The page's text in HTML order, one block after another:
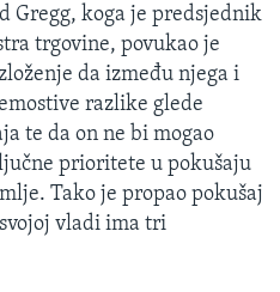
Gregg, koga je predsjednik
trgovine, povukao je
da između njega i
razlike glede
te da on ne bi mogao
prioritete u pokušaju
Tako je propao pokušaj
vladi ima tri